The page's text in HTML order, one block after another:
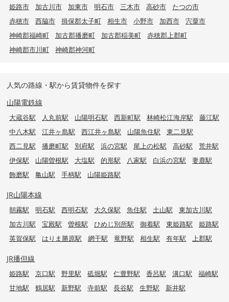
姫路市 加古川市 加東市 明石市 三木市 高砂市
たつの市
赤穂市
西脇市 揖保郡太子町 相生市 小野市 加西市
宍粟市
神崎郡福崎町
加古郡播磨町 加古郡稲美町
赤穂郡上郡町
神崎郡市川町
神崎郡神河町
人気の路線・駅から賃貸物件を探す
山陽電鉄線
大蔵谷駅 人丸前駅 山陽明石駅 西新町駅 林崎松江海岸駅
藤江駅
中八木駅
江井ヶ島駅 西江井ヶ島駅 山陽魚住駅
東二見駅
西二見駅
播磨町駅 別府駅 浜の宮駅 尾上の松駅 高砂駅
荒井駅
伊保駅
山陽曽根駅 大塩駅 的形駅 八家駅 白浜の宮駅
妻鹿駅
飾磨駅
亀山駅 手柄駅 山陽姫路駅
JR山陽本線
朝霧駅 明石駅 西明石駅 大久保駅 魚住駅 土山駅
東加古川駅
加古川駅
宝殿駅 曽根駅 ひめじ別所駅 御着駅 東姫路駅
姫路駅
英賀保駅
はりま勝原駅 網干駅 竜野駅 相生駅 有年駅 上郡駅
JR播但線
姫路駅 京口駅 野里駅 砥堀駅 仁豊野駅 香呂駅 溝口駅
福崎駅
甘地駅
鶴居駅 新野駅 寺前駅 長谷駅 生野駅 新井駅